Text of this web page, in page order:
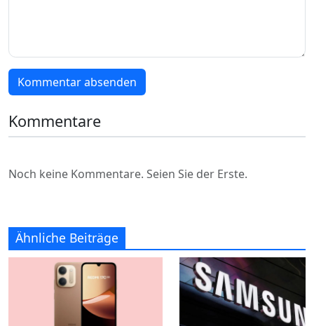
Kommentar absenden
Kommentare
Noch keine Kommentare. Seien Sie der Erste.
Ähnliche Beiträge